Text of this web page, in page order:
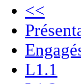
<<
L1.1